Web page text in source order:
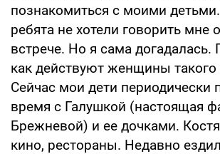
познакомиться с моими
ребята не хотели говорить мне
встрече. Но я сама
как действуют женщины такого
Сейчас мои дети периодически
время с Галушкой (настоящая
Брежневой) и ее дочками.
кино, рестораны. Недавно